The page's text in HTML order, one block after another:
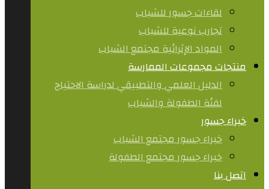
لقاءات جسور للشباب
تجارب نوعية للشباب​
المواد الإثرائية مجتمع الشباب
منتجات مجموعات الممارسة
الدليل العلمي والتطبيقي لدراسة الاحتياج
لفئة الطفولة والشباب
خبراء جسور
خبراء جسور مجتمع الشباب
خبراء جسور مجتمع الطفولة
اتصل بنا